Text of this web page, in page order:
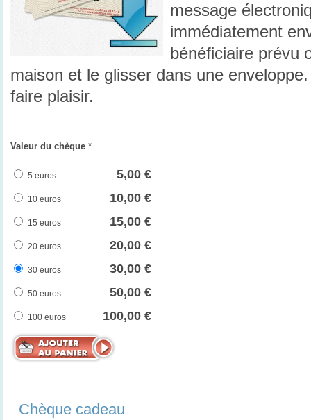
message
immédiatement
bénéficiaire prévu
maison et le glisser dans une
faire plaisir.
Valeur du chèque *
5 euros 5,00 €
10 euros 10,00 €
15 euros 15,00 €
20 euros 20,00 €
30 euros 30,00 €
50 euros 50,00 €
100 euros 100,00 €
Chèque cadeau